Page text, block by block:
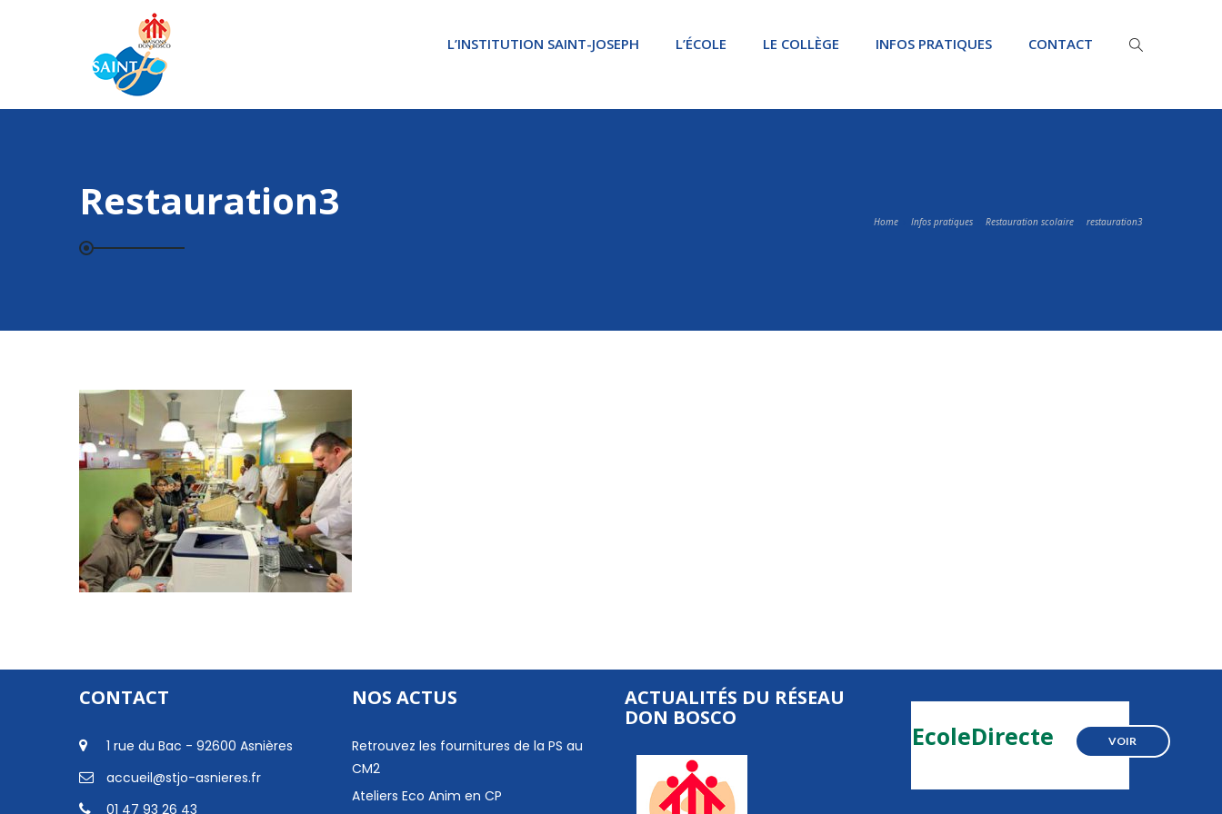
L’INSTITUTION SAINT-JOSEPH L’ÉCOLE LE COLLÈGE INFOS PRATIQUES CONTACT
Restauration3 Home Infos pratiques Restauration scolaire restauration3
CONTACT
1 rue du Bac - 92600 Asnières
accueil@stjo-asnieres.fr
01 47 93 26 43
NOS ACTUS
Retrouvez les fournitures de la PS au
CM2
Ateliers Eco Anim en CP
ACTUALITÉS DU RÉSEAU
DON BOSCO
EcoleDirecte VOIR